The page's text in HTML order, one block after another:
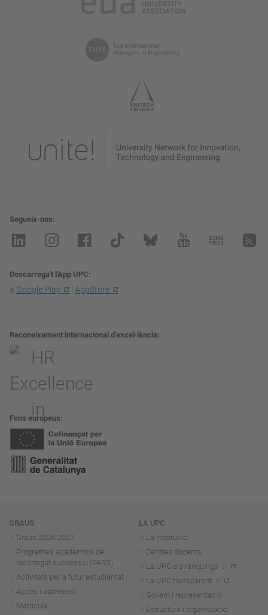
Segueix-nos
Descarrega't l'App UPC
a Google Play i AppStore
Reconeixement internacional d’excel·lència
Fons europeus
Navegació
GRAUS
Graus 2026-2027
Programes acadèmics de
recorregut successiu (PARS)
Activitats per a futur estudiantat
Accés i admissió
Matrícula
LA UPC
La institució
Centres docents
La UPC als rànquings
La UPC transparent
Govern i representació
Estructura i organització